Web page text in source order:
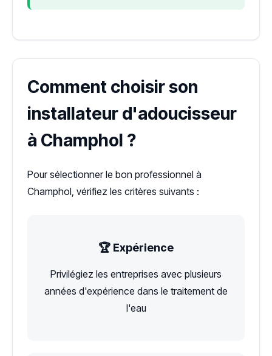
Comment choisir son
installateur d'adoucisseur
à Champhol ?
Pour sélectionner le bon professionnel à
Champhol, vérifiez les critères suivants :
🏆 Expérience
Privilégiez les entreprises avec plusieurs
années d'expérience dans le traitement de
l'eau